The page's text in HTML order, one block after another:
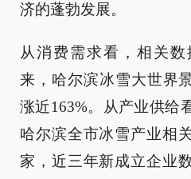
济的蓬勃发展。
从消费需求看，相关
来，哈尔滨冰雪大世界
涨近163%。从产业供给
哈尔滨全市冰雪产业相
家，近三年新成立企业